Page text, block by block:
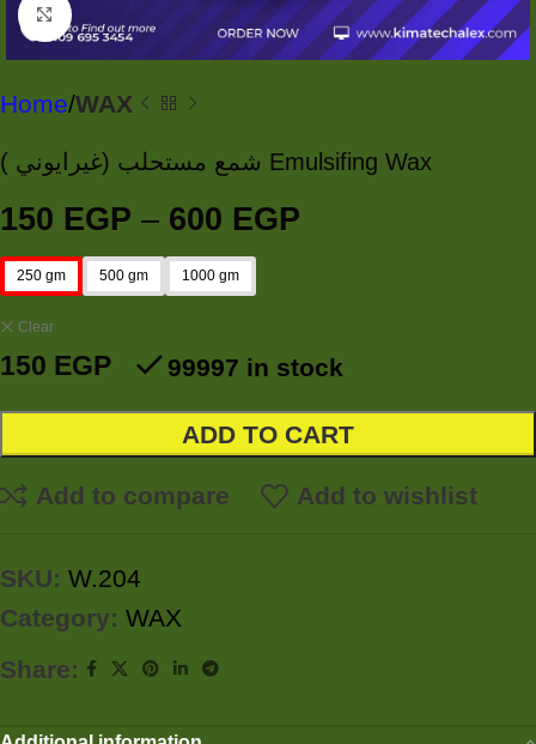
Click to enlarge
Home WAX
شمع مستحلب (غيرايوني ) Emulsifing Wax
150 EGP – 600 EGP
250 gm 500 gm 1000 gm
Clear
150 EGP 99997 in stock
ADD TO CART
Add to compare Add to wishlist
SKU: W.204
Category: WAX
Share: